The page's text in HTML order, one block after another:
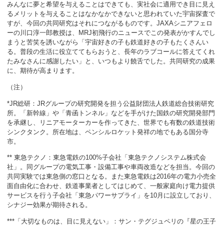
みんなに夢と希望を与えることはできても、実社会に適用でき目に見え
るメリットを与えることはなかなかできないと思われていた宇宙探査で
すが、今回の共同研究はそれにつながるものです。JAXAシニアフェロ
ーの川口淳一郎教授は、MRJ初飛行のニュースでこの発表がかすんでし
まうと苦笑を誘いながら「宇宙好きの子も鉄道好きの子もたくさんい
る。普段の生活に役立ててもらおうと、長年のラブコールに答えてくれ
たみなさんに感謝したい」と、いつもより饒舌でした。共同研究の成果
に、期待が高まります。
（注）
*JR総研：JRグループの研究開発を担う公益財団法人鉄道総合技術研究
所。「新幹線」や「青函トンネル」などを手がけた国鉄の研究開発部門
を承継し、リニアモーターカーを作ってきた、世界でも有数の鉄道技術
シンクタンク。所在地は、ペンシルロケット発祥の地でもある国分寺
市。
** 東急テクノ：東急電鉄の100%子会社「東急テクノシステム株式会
社」。同グループの電気工事・設備工事や車両改造などを担当。今回の
共同実験では東急側の窓口となる。また東急電鉄は2016年の電力小売全
面自由化に合わせ、鉄道事業者としてはじめて、一般家庭向け電力提供
サービスを行う子会社「東急パワーサプライ」を10月に設立しており、
シナジー効果が期待される。
***「大切なものは、目に見えない」：サン・テグジュペリの『星の王子